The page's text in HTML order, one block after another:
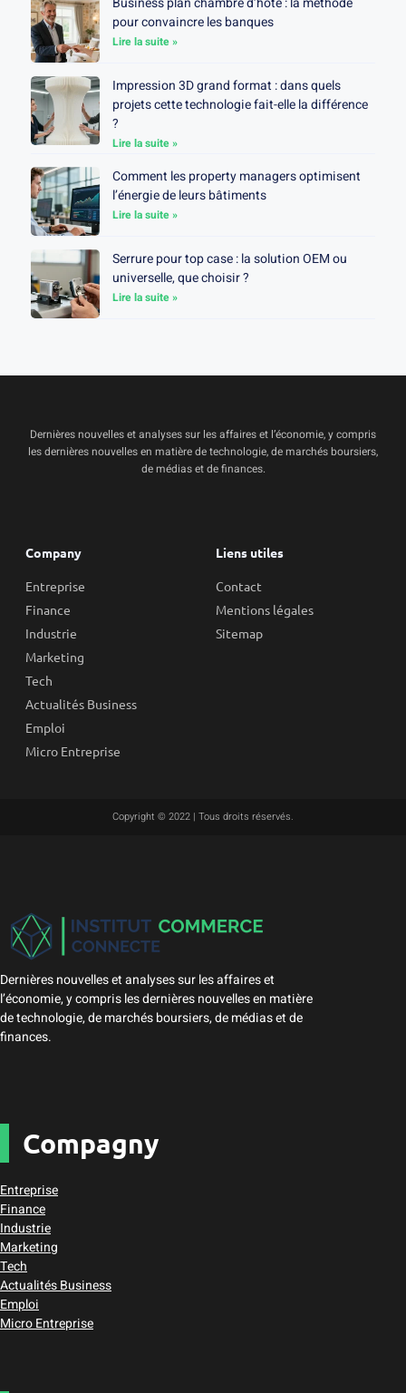
pour convaincre les banques
Lire la suite »
Impression 3D grand format : dans quels
projets cette technologie fait-elle la différence
?
Lire la suite »
Comment les property managers optimisent
l’énergie de leurs bâtiments
Lire la suite »
Serrure pour top case : la solution OEM ou
universelle, que choisir ?
Lire la suite »
Dernières nouvelles et analyses sur les affaires et l’économie, y compris
les dernières nouvelles en matière de technologie, de marchés boursiers,
de médias et de finances.
Company
Entreprise
Finance
Industrie
Marketing
Tech
Actualités Business
Emploi
Micro Entreprise
Liens utiles
Contact
Mentions légales
Sitemap
Copyright © 2022 | Tous droits réservés.
Dernières nouvelles et analyses sur les affaires et
l’économie, y compris les dernières nouvelles en matière
de technologie, de marchés boursiers, de médias et de
finances.
Compagny
Entreprise
Finance
Industrie
Marketing
Tech
Actualités Business
Emploi
Micro Entreprise